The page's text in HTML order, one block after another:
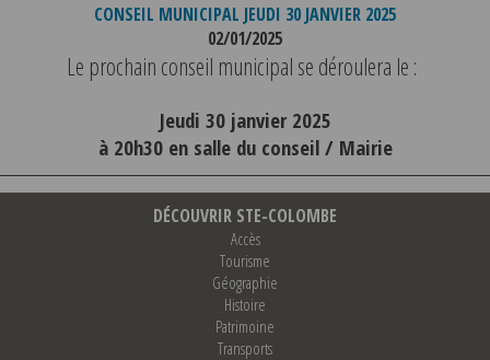
CONSEIL MUNICIPAL JEUDI 30 JANVIER 2025
02/01/2025
Le prochain conseil municipal se déroulera le :
Jeudi 30 janvier 2025
à 20h30 en salle du conseil / Mairie
DÉCOUVRIR STE-COLOMBE
Accès
Tourisme
Géographie
Histoire
Patrimoine
Transports